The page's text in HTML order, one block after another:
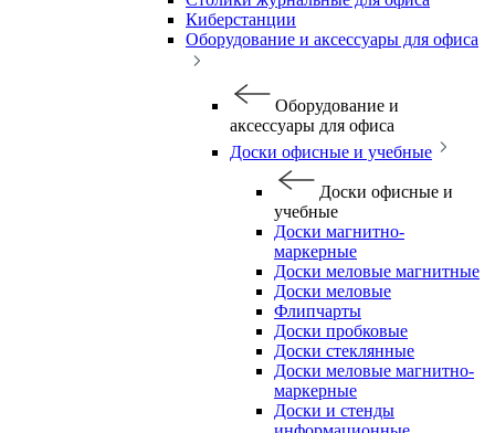
Киберстанции
Оборудование и аксессуары для офиса
Оборудование и
аксессуары для офиса
Доски офисные и учебные
Доски офисные и
учебные
Доски магнитно-
маркерные
Доски меловые магнитные
Доски меловые
Флипчарты
Доски пробковые
Доски стеклянные
Доски меловые магнитно-
маркерные
Доски и стенды